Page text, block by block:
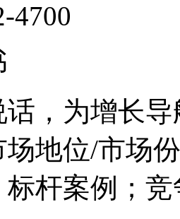
4700
话，为增长导
地位/市场
杆案例；